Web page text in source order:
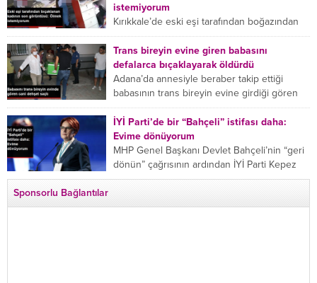
istemiyorum
Kırıkkale’de eski eşi tarafından boğazından
bıçaklanan Emine Bulut’un “Ben ölmek
istemiyorum” demesi ve yanında bulunan 10
yaşındaki kızının “Anne lütfen...
Trans bireyin evine giren babasını
defalarca bıçaklayarak öldürdü
Adana’da annesiyle beraber takip ettiği
babasının trans bireyin evine girdiği gören
cani, babasını vücudunun çeşitli yerlerinden
bıçaklayarak öldürdü. Adana’da bir...
İYİ Parti’de bir “Bahçeli” istifası daha:
Evime dönüyorum
MHP Genel Başkanı Devlet Bahçeli’nin “geri
dönün” çağrısının ardından İYİ Parti Kepez
İlçe Başkan Yardımcısı Özgür Avcı “Evime
Sponsorlu Bağlantılar